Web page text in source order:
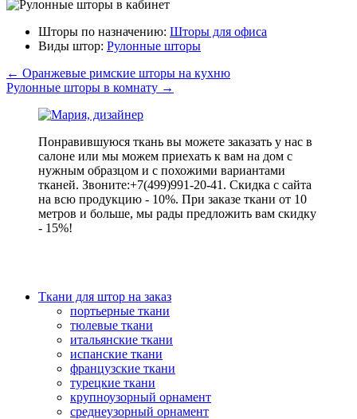
Шторы по назначению: Шторы для офиса
Виды штор: Рулонные шторы
← Оранжевые римские шторы на кухню
Рулонные шторы в комнату →
Понравившуюся ткань вы можете заказать у нас в
салоне или мы можем приехать к вам на дом с
нужным образцом и с похожими вариантами
тканей. Звоните:+7(499)991-20-41. Скидка с сайта
на всю продукцию - 10%. При заказе ткани от 10
метров и больше, мы рады предложить вам скидку
- 15%!
Ткани для штор на заказ
портьерные ткани
тюлевые ткани
итальянские ткани
испанские ткани
французские ткани
турецкие ткани
крупноузорный орнамент
среднеузорный орнамент